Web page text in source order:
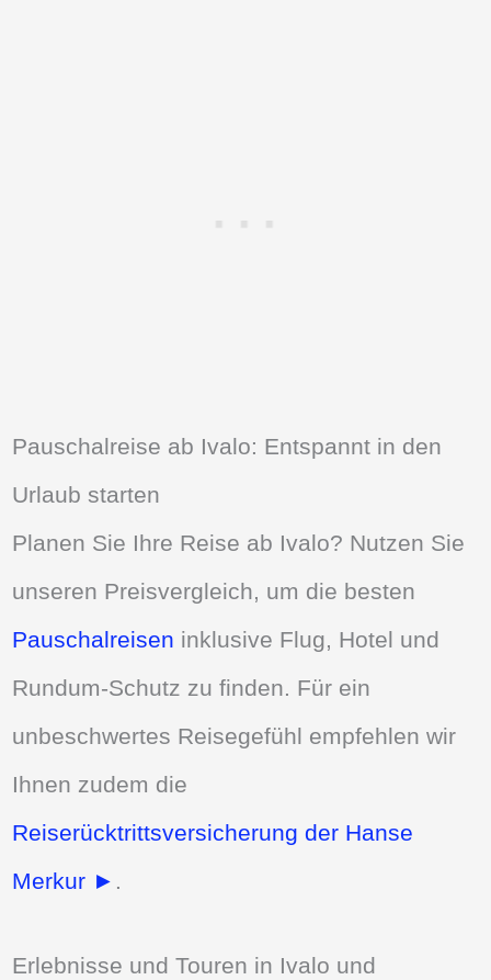
Pauschalreise ab Ivalo: Entspannt in den
Urlaub starten
Planen Sie Ihre Reise ab Ivalo? Nutzen Sie
unseren Preisvergleich, um die besten
Pauschalreisen inklusive Flug, Hotel und
Rundum-Schutz zu finden. Für ein
unbeschwertes Reisegefühl empfehlen wir
Ihnen zudem die
Reiserücktrittsversicherung der Hanse
Merkur ► .
Erlebnisse und Touren in Ivalo und